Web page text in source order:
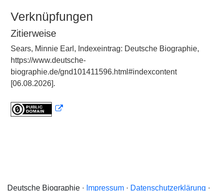
Verknüpfungen
Zitierweise
Sears, Minnie Earl, Indexeintrag: Deutsche Biographie,
https://www.deutsche-
biographie.de/gnd101411596.html#indexcontent
[06.08.2026].
Deutsche Biographie · Impressum· Datenschutzerklärung ·